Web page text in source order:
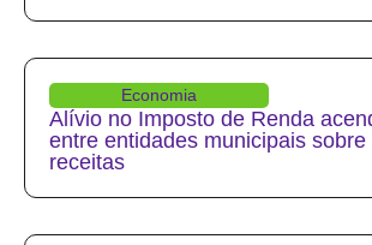
Economia
Alívio no Imposto de Renda
entre entidades municipais sobre
receitas